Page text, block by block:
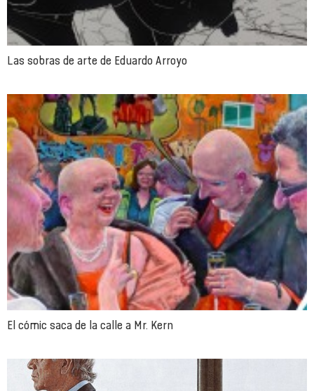
Las sobras de arte de Eduardo Arroyo
El cómic saca de la calle a Mr. Kern